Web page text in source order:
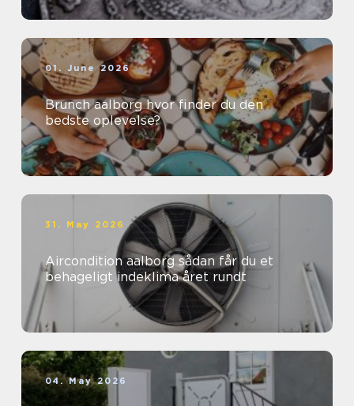
01. June 2026
Brunch aalborg hvor finder du den
bedste oplevelse?
31. May 2026
Aircondition aalborg sådan får du et
behageligt indeklima året rundt
04. May 2026